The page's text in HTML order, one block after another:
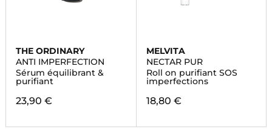
THE ORDINARY
ANTI IMPERFECTION
Sérum équilibrant &
purifiant
23,90 €
MELVITA
NECTAR PUR
Roll on purifiant SOS
imperfections
18,80 €